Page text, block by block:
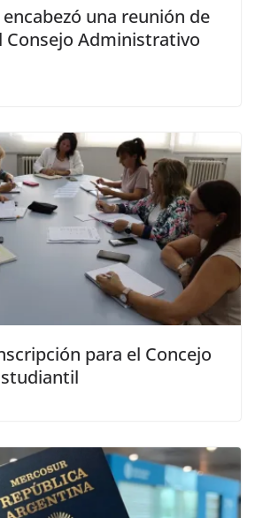
una reunión de
Consejo Administrativo
para el Concejo